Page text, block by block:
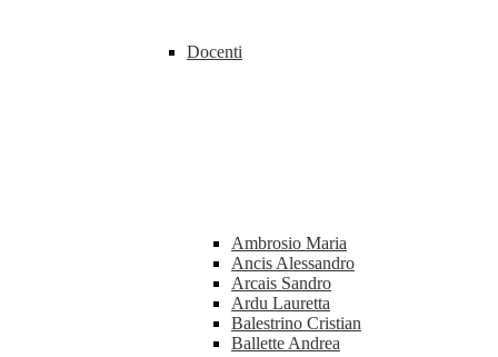
Docenti
Ambrosio Maria
Ancis Alessandro
Arcais Sandro
Ardu Lauretta
Balestrino Cristian
Ballette Andrea